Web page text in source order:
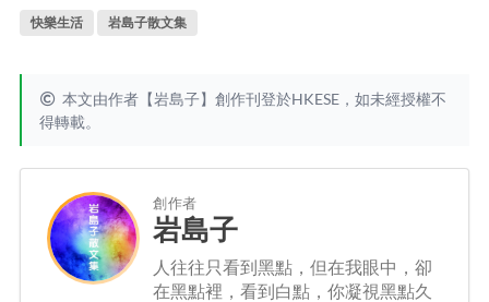
快樂生活 岩島子散文集
本文由作者【岩島子】創作刊登於HKESE，如未經授權不
得轉載。
創作者
岩島子
人往往只看到黑點，但在我眼中，卻
在黑點裡，看到白點，你凝視黑點久